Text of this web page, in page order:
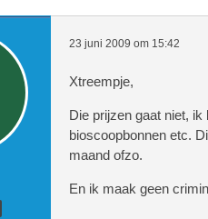
23 juni 2009 om 15:42
Xtreempje,
Die prijzen gaat niet,
bioscoopbonnen etc.
maand ofzo.
En ik maak geen